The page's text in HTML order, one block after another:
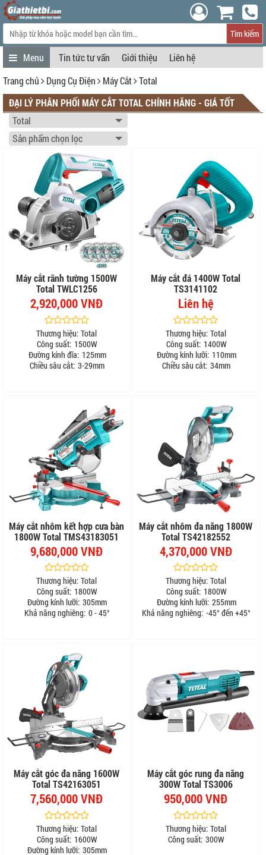
Tìm kiếm
Tin tức tư vấn Giới thiệu
Liên hệ
Trang chủ
Dụng Cụ Điện Máy Cắt Total
ĐẠI LÝ PHÂN PHỐI MÁY CẮT TOTAL CHÍNH HÃNG - GIÁ TỐT
Máy cắt rãnh tường 1500W
Total TWLC1256
2,920,000 VNĐ
Thương hiệu: Total
Công suất: 1500W
Đường kính đĩa: 125mm
Chiều sâu cắt: 3-29mm
Máy cắt đá 1400W Total
TS3141102
Liên hệ
Thương hiệu: Total
Công suất: 1400W
Đường kính lưỡi: 110mm
Chiều sâu cắt: 34mm
Máy cắt nhôm kết hợp cưa bàn
1800W Total TMS43183051
9,680,000 VNĐ
Thương hiệu: Total
Công suất: 1800W
Đường kính lưỡi: 305mm
Khả năng nghiêng: 0 - 45°
Máy cắt nhôm đa năng 1800W
Total TS42182552
4,370,000 VNĐ
Thương hiệu: Total
Công suất: 1800W
Đường kính lưỡi: 255mm
Khả năng nghiêng: -45° đến +45°
Máy cắt góc đa năng 1600W
Total TS42163051
7,560,000 VNĐ
Thương hiệu: Total
Công suất: 1600W
Đường kính lưỡi: 305mm
Máy cắt góc rung đa năng
300W Total TS3006
950,000 VNĐ
Thương hiệu: Total
Công suất: 300W